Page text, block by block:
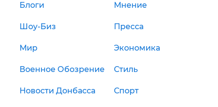
Блоги Мнение
Шоу-Биз Пресса
Мир Экономика
Военное Обозрение Стиль
Новости Донбасса Спорт